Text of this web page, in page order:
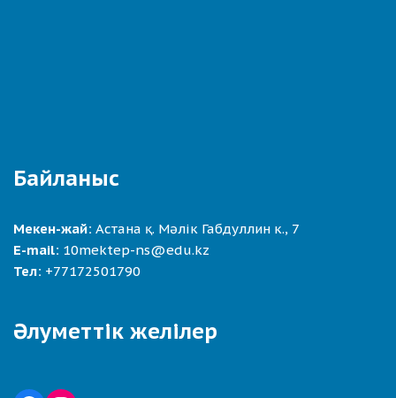
Байланыс
Мекен-жай: Астана қ. Мәлік Габдуллин к., 7
E-mail: 10mektep-ns@edu.kz
Тел: +77172501790
Әлуметтік желілер